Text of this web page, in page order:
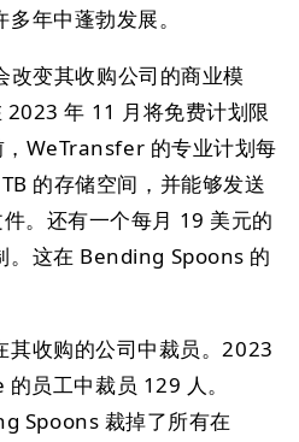
年中蓬勃发展。
变其收购公司的商业模
年 11 月将免费计划限
WeTransfer 的专业计划每
的存储空间，并能够发送
。还有一个每月 19 美元的
。这在 Bending Spoons 的
其收购的公司中裁员。2023
员工中裁员 129 人。
Spoons 裁掉了所有在